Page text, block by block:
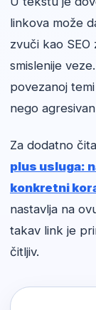
linkova može
zvuči kao SEO
smislenije
povezanoj
nego
Za dodatno
plus usluga:
konkretni
nastavlja na
takav link je
čitljiv.